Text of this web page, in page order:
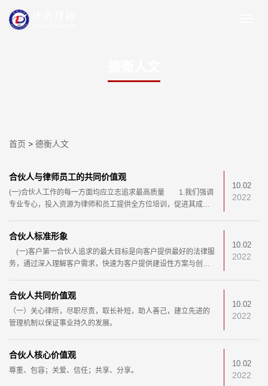
首页 > 德衡人文
合伙人与律师员工的共同价值观
(一)合伙人工作的每一方面均应立志追求最高质量 1.我们强调
专业专心，投入资源为律师和员工提供全方位培训，促进其成为
10.02
2022
合伙人标准形象
(一)客户第一合伙人追求的最大目标是向客户提供最好的法律服
务，通过深入理解客户需求，快速为客户提供建设性方案与创造
10.02
2022
合伙人共同价值观
（一）关心律所，尽职尽责，取长补短，助人善己，建立先进的
管理机制以保证事业持久的发展。
10.02
2022
合伙人核心价值观
尊重、包容；关爱、信任；共享、分享。
10.02
2022